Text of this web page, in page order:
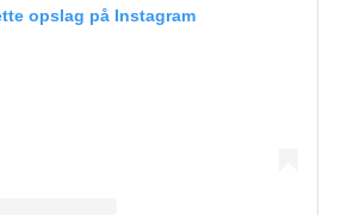
opslag på Instagram